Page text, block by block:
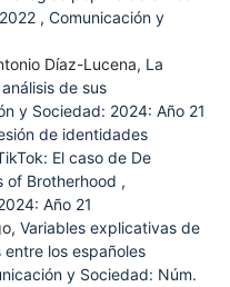
, Comunicación y
Díaz-Lucena, La
de sus
y Sociedad: 2024: Año 21
de identidades
El caso de De
of Brotherhood ,
Año 21
Variables explicativas de
los españoles
y Sociedad: Núm.